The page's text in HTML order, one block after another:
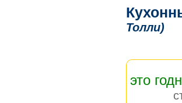
Толли)
это